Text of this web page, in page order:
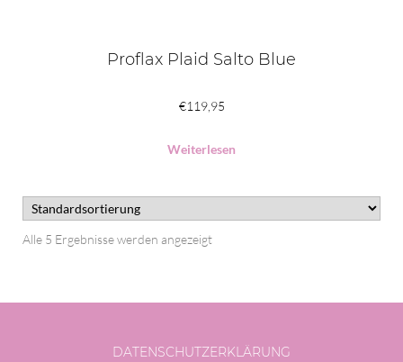
Proflax Plaid Salto Blue
€119,95
Weiterlesen
Alle 5 Ergebnisse werden angezeigt
DATENSCHUTZERKLÄRUNG